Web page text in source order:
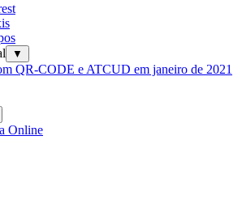
▼
QR-CODE e ATCUD em janeiro de 2021
Online